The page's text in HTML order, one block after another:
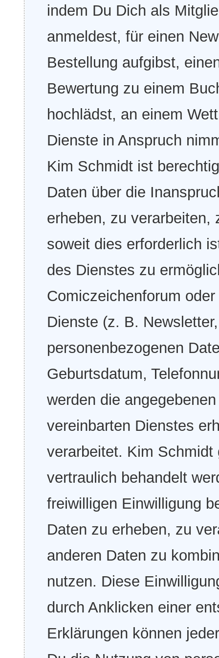
indem Du Dich als
anmeldest, für einen
Bestellung aufgibst,
Bewertung zu einem
hochlädst, an einem
Dienste in Anspruch
Kim Schmidt ist
Daten über die
erheben, zu verarbeiten,
soweit dies erforderlich
des Dienstes zu
Comiczeichenforum
Dienste (z. B.
personenbezogenen
Geburtsdatum,
werden die
vereinbarten Dienstes
verarbeitet. Kim
vertraulich behandelt
freiwilligen Einwilligung
Daten zu erheben, zu
anderen Daten zu
nutzen. Diese
durch Anklicken einer
Erklärungen können